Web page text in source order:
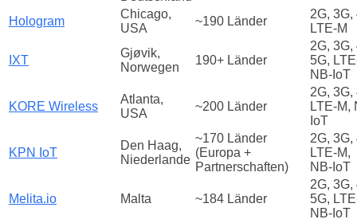
Hologram
Chicago,
USA
~190 Länder
2G, 3G,
LTE‑M
IXT
Gjøvik,
Norwegen
190+ Länder
2G, 3G,
5G,
NB-IoT
KORE Wireless
Atlanta,
USA
~200 Länder
2G, 3G,
LTE-M,
IoT
KPN IoT
Den Haag,
Niederlande
~170 Länder
(Europa +
Partnerschaften)
2G, 3G,
LTE‑M,
NB‑IoT
Melita.io Malta ~184 Länder
2G, 3G,
5G,
NB‑IoT